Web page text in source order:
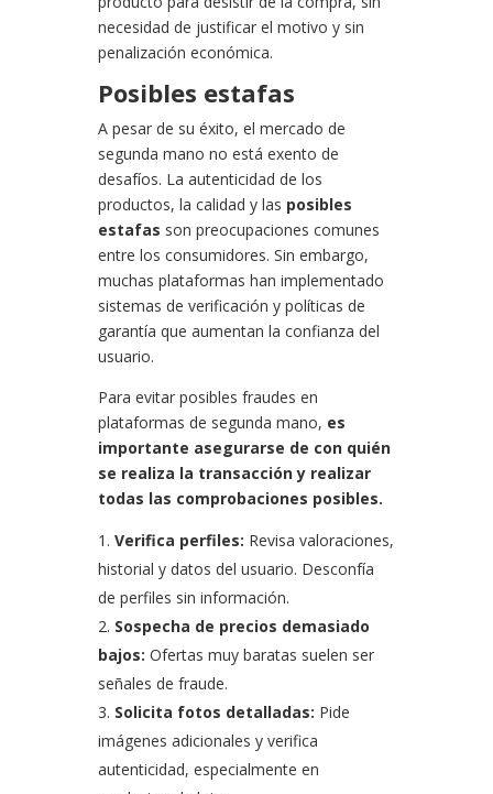
necesidad de justificar el motivo y sin
penalización económica.
Posibles estafas
A pesar de su éxito, el mercado de
segunda mano no está exento de
desafíos. La autenticidad de los
productos, la calidad y las posibles
estafas son preocupaciones comunes
entre los consumidores. Sin embargo,
muchas plataformas han implementado
sistemas de verificación y políticas de
garantía que aumentan la confianza del
usuario.
Para evitar posibles fraudes en
plataformas de segunda mano, es
importante asegurarse de con quién
se realiza la transacción y realizar
todas las comprobaciones posibles.
Verifica perfiles: Revisa valoraciones,
historial y datos del usuario. Desconfía
de perfiles sin información.
Sospecha de precios demasiado
bajos: Ofertas muy baratas suelen ser
señales de fraude.
Solicita fotos detalladas: Pide
imágenes adicionales y verifica
autenticidad, especialmente en